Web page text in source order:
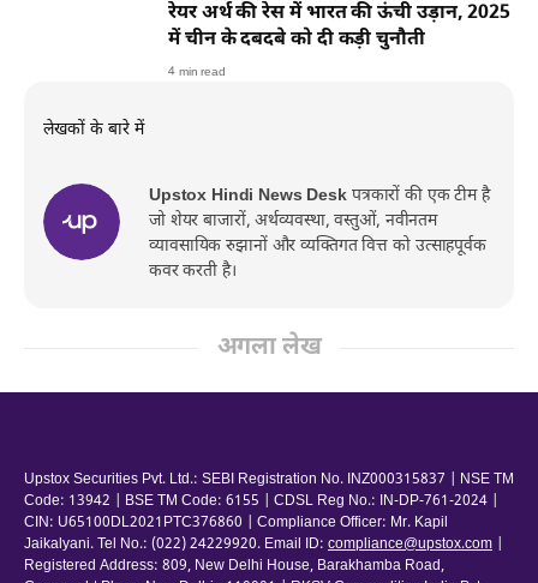
रेयर अर्थ की रेस में भारत की ऊंची उड़ान, 2025
में चीन के दबदबे को दी कड़ी चुनौती
4 min read
लेखकों के बारे में
Upstox Hindi News Desk पत्रकारों की एक टीम है
जो शेयर बाजारों, अर्थव्यवस्था, वस्तुओं, नवीनतम
व्यावसायिक रुझानों और व्यक्तिगत वित्त को उत्साहपूर्वक
कवर करती है।
अगला लेख
Upstox Securities Pvt. Ltd.: SEBI Registration No. INZ000315837 | NSE TM
Code: 13942 | BSE TM Code: 6155 | CDSL Reg No.: IN-DP-761-2024 |
CIN: U65100DL2021PTC376860 | Compliance Officer: Mr. Kapil
Jaikalyani. Tel No.: (022) 24229920. Email ID: compliance@upstox.com
Registered Address: 809, New Delhi House, Barakhamba Road,